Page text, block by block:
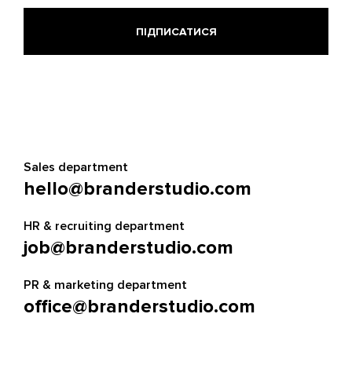
Sales department
hello@branderstudio.com
HR & recruiting department
job@branderstudio.com
PR & marketing department
office@branderstudio.com